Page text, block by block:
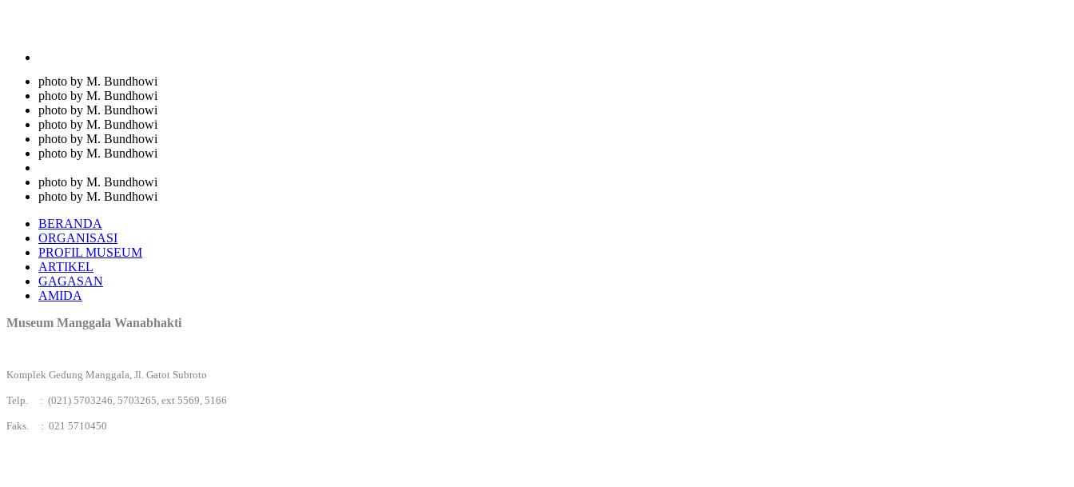
photo by M. Bundhowi
photo by M. Bundhowi
photo by M. Bundhowi
photo by M. Bundhowi
photo by M. Bundhowi
photo by M. Bundhowi
photo by M. Bundhowi
photo by M. Bundhowi
BERANDA
ORGANISASI
PROFIL MUSEUM
ARTIKEL
GAGASAN
AMIDA
Museum Manggala Wanabhakti
Komplek Gedung Manggala, Jl. Gatot Subroto
Telp. : (021) 5703246, 5703265, ext 5569, 5166
Faks. : 021 5710450